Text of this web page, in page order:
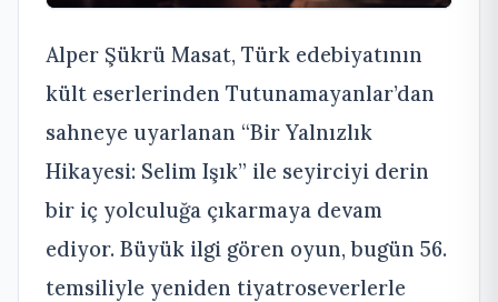
Alper Şükrü Masat, Türk edebiyatının
kült eserlerinden Tutunamayanlar’dan
sahneye uyarlanan “Bir Yalnızlık
Hikayesi: Selim Işık” ile seyirciyi derin
bir iç yolculuğa çıkarmaya devam
ediyor. Büyük ilgi gören oyun, bugün 56.
temsiliyle yeniden tiyatroseverlerle